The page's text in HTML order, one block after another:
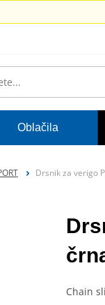
Oblačila
Drsnik za verigo
Chain